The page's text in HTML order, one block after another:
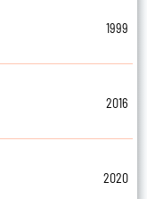
1999
2016
2020